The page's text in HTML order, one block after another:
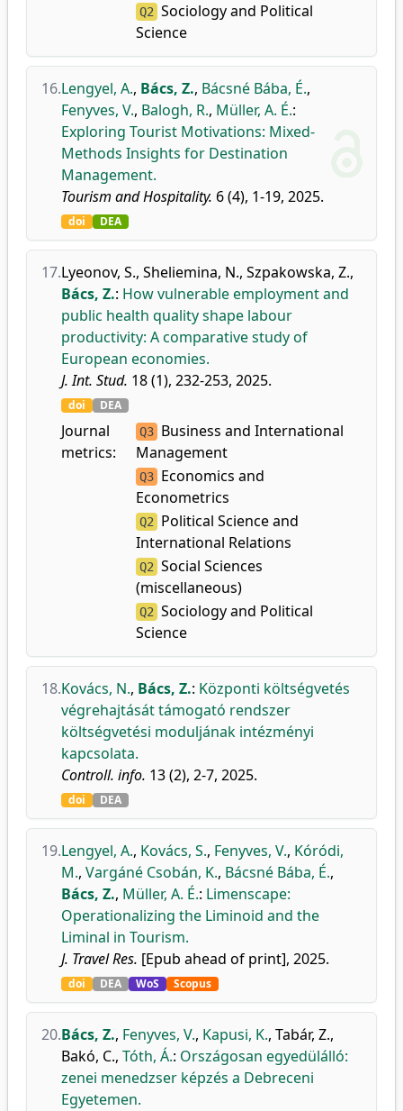
Q2 Sociology and Political
Science
16.Lengyel, A., Bács, Z., Bácsné Bába, É.,
Fenyves, V., Balogh, R., Müller, A. É.:
Exploring Tourist Motivations: Mixed-
Methods Insights for Destination
Management.
Tourism and Hospitality. 6 (4), 1-19, 2025.
doi DEA
17.Lyeonov, S., Sheliemina, N., Szpakowska, Z.,
Bács, Z.: How vulnerable employment and
public health quality shape labour
productivity: A comparative study of
European economies.
J. Int. Stud. 18 (1), 232-253, 2025.
doi DEA
Journal
metrics:
Q3 Business and International
Management
Q3 Economics and
Econometrics
Q2
Political Science and
International Relations
Q2 Social Sciences
(miscellaneous)
Q2 Sociology and Political
Science
18.Kovács, N., Bács, Z.: Központi költségvetés
végrehajtását támogató rendszer
költségvetési moduljának intézményi
kapcsolata.
Controll. info. 13 (2), 2-7, 2025.
doi DEA
19.Lengyel, A., Kovács, S., Fenyves, V., Kóródi,
M., Vargáné Csobán, K., Bácsné Bába, É.,
Bács, Z., Müller, A. É.: Limenscape:
Operationalizing the Liminoid and the
Liminal in Tourism.
J. Travel Res. [Epub ahead of print], 2025.
doi DEA WoS Scopus
20.Bács, Z., Fenyves, V., Kapusi, K., Tabár, Z.,
Bakó, C., Tóth, Á.: Országosan egyedülálló:
zenei menedzser képzés a Debreceni
Egyetemen.